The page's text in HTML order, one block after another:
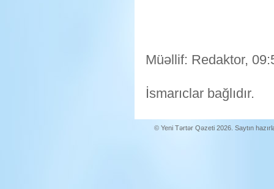
Müəllif: Redaktor,
İsmarıclar bağlıdır.
© Yeni Tərtər Qəzeti 2026. Saytın